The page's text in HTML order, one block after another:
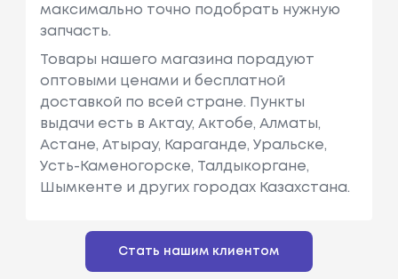
максимально точно подобрать нужную
запчасть.
Товары нашего магазина порадуют
оптовыми ценами и бесплатной
доставкой по всей стране. Пункты
выдачи есть в Актау, Актобе, Алматы,
Астане, Атырау, Караганде, Уральске,
Усть-Каменогорске, Талдыкоргане,
Шымкенте и других городах Казахстана.
Стать нашим клиентом